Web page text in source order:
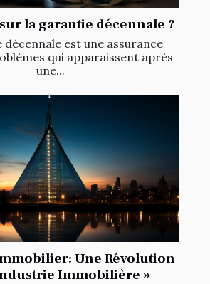
la garantie décennale ?
est une assurance
qui apparaissent après
une...
Une Révolution
Immobilière »